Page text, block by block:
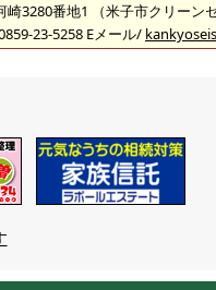
3280番地1 （米子市クリーン
23-5258 Eメール/